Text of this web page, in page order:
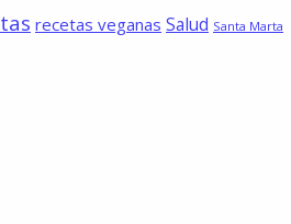
recetas veganas Salud Santa Marta